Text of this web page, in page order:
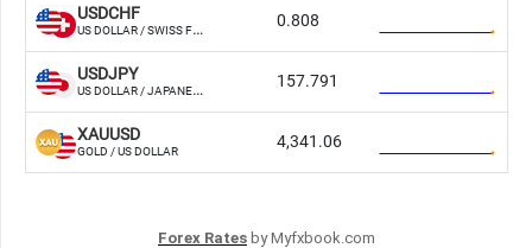
Forex Rates by Myfxbook.com